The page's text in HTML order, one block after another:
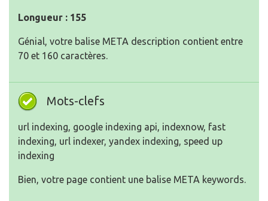
Longueur : 155
Génial, votre balise META description contient entre
70 et 160 caractères.
Mots-clefs
url indexing, google indexing api, indexnow, fast
indexing, url indexer, yandex indexing, speed up
indexing
Bien, votre page contient une balise META keywords.